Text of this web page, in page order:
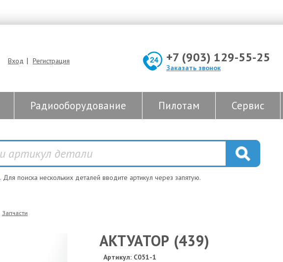
Вход | Регистрация +7 (903) 129-55-25
Заказать звонок
Радиооборудование Пилотам Сервис
. Для поиска нескольких деталей вводите артикул через запятую.
Запчасти
АКТУАТОР (439)
Артикул: C051-1